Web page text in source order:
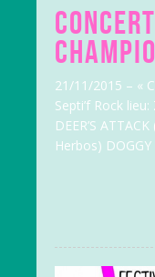
21/11/2015 – «
Septi’f Rock
DEER’S
Herbos)